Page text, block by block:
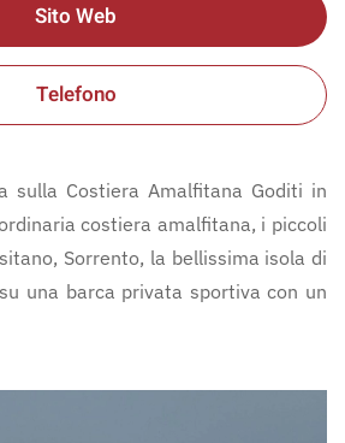
Sito Web
Telefono
sulla Costiera Amalfitana Goditi in
costiera amalfitana, i piccoli
Sorrento, la bellissima isola di
una barca privata sportiva con un